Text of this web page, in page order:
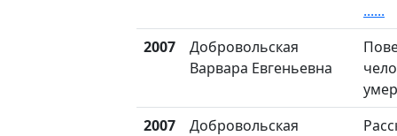
......
2007
Добровольская
Варвара Евгеньевна
2007
Добровольская